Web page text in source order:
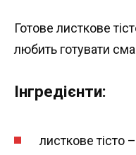
Готове листкове
любить готувати
Інгредієнти:
листкове тісто